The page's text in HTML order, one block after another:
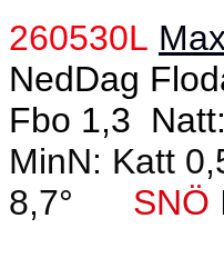
260530L Max
NedDag
Fbo 1,3
MinN: Katt
8,7°
SNÖ